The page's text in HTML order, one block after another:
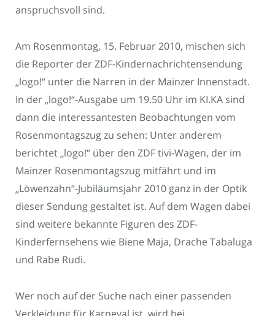
anspruchsvoll sind.
Am Rosenmontag, 15. Februar 2010, mischen sich
die Reporter der ZDF-Kindernachrichtensendung
„logo!“ unter die Narren in der Mainzer Innenstadt.
In der „logo!“-Ausgabe um 19.50 Uhr im KI.KA sind
dann die interessantesten Beobachtungen vom
Rosenmontagszug zu sehen: Unter anderem
berichtet „logo!“ über den ZDF tivi-Wagen, der im
Mainzer Rosenmontagszug mitfährt und im
„Löwenzahn“-Jubiläumsjahr 2010 ganz in der Optik
dieser Sendung gestaltet ist. Auf dem Wagen dabei
sind weitere bekannte Figuren des ZDF-
Kinderfernsehens wie Biene Maja, Drache Tabaluga
und Rabe Rudi.
Wer noch auf der Suche nach einer passenden